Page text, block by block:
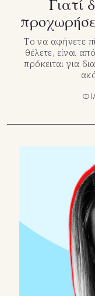
Γιατί
Το να αφήνετε
θέλετε, είναι
πρόκειται για